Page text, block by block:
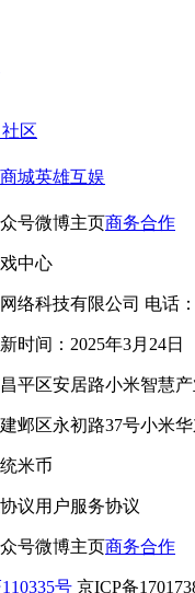
社区
城英雄互娱
号微博主页商务合作
中心
络科技有限公司 电话：
时间：2025年3月24日
平区安居路小米智慧产
邺区永初路37号小米
米币
议用户服务协议
号微博主页商务合作
号 京ICP备